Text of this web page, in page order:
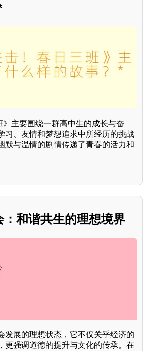
》主要围绕一群高中生的成长与奋
习、友情和梦想追求中所经历的挑战
默与温情的剧情传递了青春的活力和
：和谐共生的理想境界
发展的理想状态，它不仅关乎经济的
更强调道德的提升与文化的传承。在